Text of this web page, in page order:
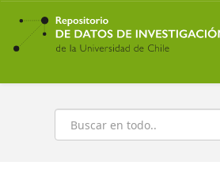
Ir
contenido
principal
Buscar